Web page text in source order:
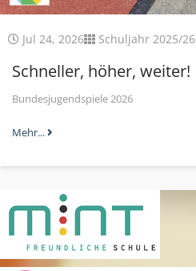
Jul 24, 2026 Schuljahr 2025/26
Schneller, höher, weiter!
Bundesjugendspiele 2026
Mehr...